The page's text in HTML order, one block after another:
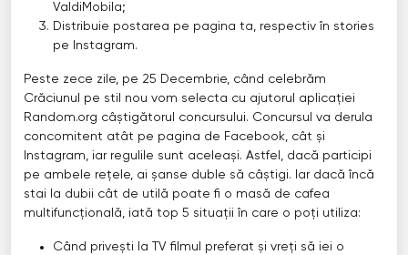
ValdiMobila;
Distribuie postarea pe pagina ta, respectiv în stories
pe Instagram.
Peste zece zile, pe 25 Decembrie, când celebrăm
Crăciunul pe stil nou vom selecta cu ajutorul aplicației
Random.org câștigătorul concursului. Concursul va derula
concomitent atât pe pagina de Facebook, cât și
Instagram, iar regulile sunt aceleași. Astfel, dacă participi
pe ambele rețele, ai șanse duble să câștigi. Iar dacă încă
stai la dubii cât de utilă poate fi o masă de cafea
multifuncțională, iată top 5 situații în care o poți utiliza:
Când privești la TV filmul preferat și vreți să iei o